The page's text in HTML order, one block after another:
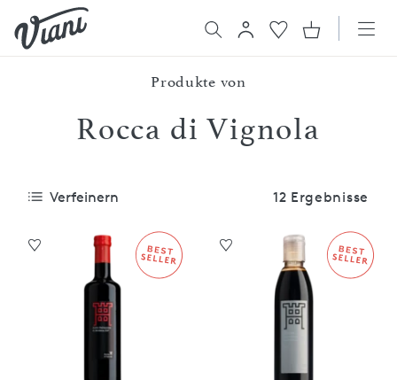
Produkte von
Rocca di Vignola
Verfeinern 12 Ergebnisse